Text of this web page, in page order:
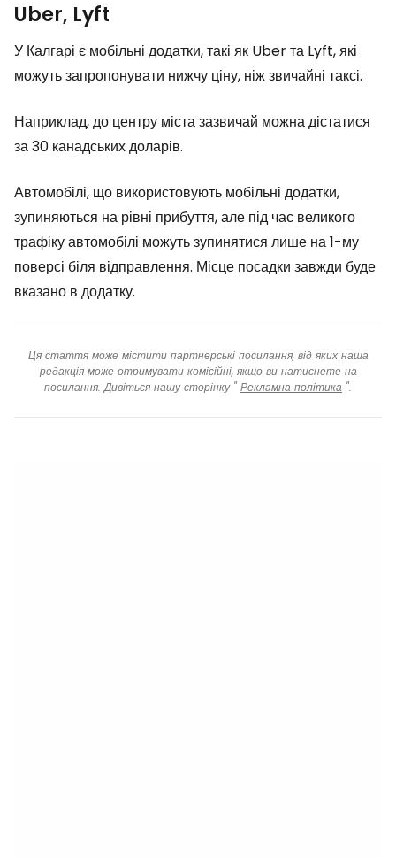
Uber, Lyft
У Калгарі є мобільні додатки, такі як Uber та Lyft, які
можуть запропонувати нижчу ціну, ніж звичайні таксі.
Наприклад, до центру міста зазвичай можна дістатися
за 30 канадських доларів.
Автомобілі, що використовують мобільні додатки,
зупиняються на рівні прибуття, але під час великого
трафіку автомобілі можуть зупинятися лише на 1-му
поверсі біля відправлення. Місце посадки завжди буде
вказано в додатку.
Ця стаття може містити партнерські посилання, від яких наша
редакція може отримувати комісійні, якщо ви натиснете на
посилання. Дивіться нашу сторінку " Рекламна політика ".